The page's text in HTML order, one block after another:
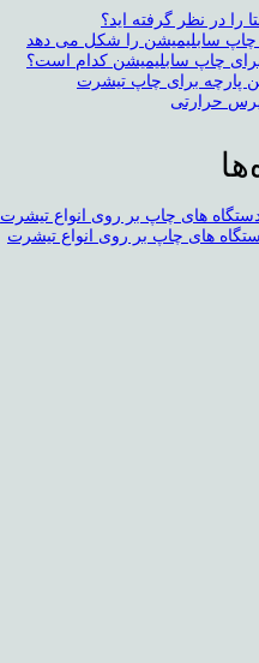
را در نظر گرفته اید؟
چاپ سابلیمیشن کدام است؟
پارچه برای چاپ تیشرت
پرس حرارتی
های چاپ بر روی انواع تیشرت
های چاپ بر روی انواع تیشرت